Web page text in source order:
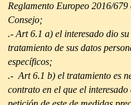
Reglamento Europeo 2016/
Consejo;
.- Art 6.1 a) el interesado dio
tratamiento de sus datos
específicos;
.- Art 6.1 b) el tratamiento es
contrato en el que el